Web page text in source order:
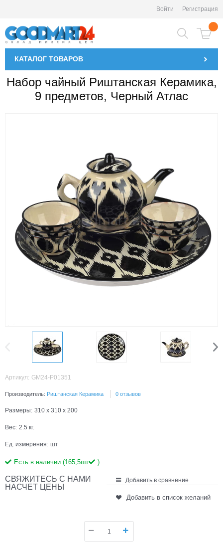
Войти Регистрация
КАТАЛОГ ТОВАРОВ
Набор чайный Риштанская Керамика,
9 предметов, Черный Атлас
Артикул: GM24-P01351
Производитель: Риштанская Керамика 0 отзывов
Размеры: 310 x 310 x 200
Вес: 2.5 кг.
Ед. измерения: шт
Есть в наличии (165,5шт )
СВЯЖИТЕСЬ С НАМИ
НАСЧЕТ ЦЕНЫ
Добавить в сравнение
Добавить в список желаний